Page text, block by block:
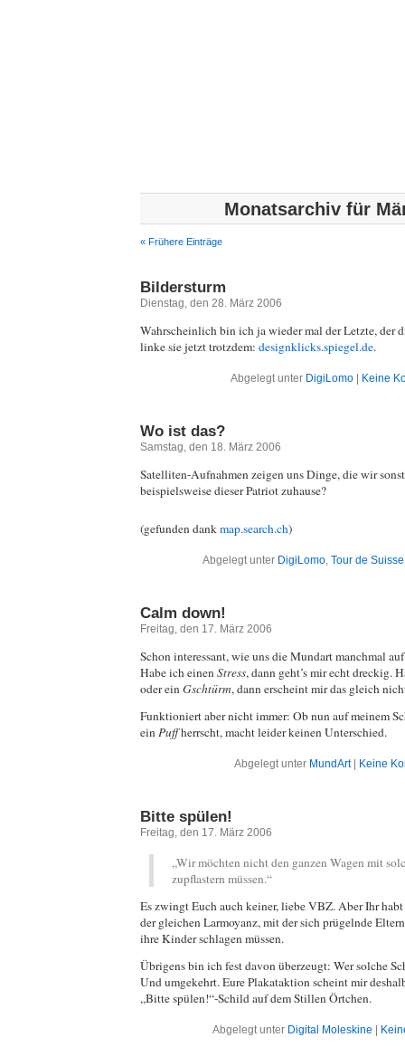
Monatsarchiv für
« Frühere Einträge
Bildersturm
Dienstag, den 28. März 2006
Wahrscheinlich bin ich ja wieder mal der Letzte, der
linke sie jetzt trotzdem: designklicks.spiegel.de.
Abgelegt unter DigiLomo Keine
Wo ist das?
Samstag, den 18. März 2006
Satelliten-Aufnahmen zeigen uns Dinge, die wir
beispielsweise dieser Patriot zuhause?
(gefunden dankmap.search.ch)
Abgelegt unter DigiLomo, Tour de Suisse
Calm down!
Freitag, den 17. März 2006
Schon interessant, wie uns die Mundart manchmal
Habe ich einenStress, dann geht’s mir echt dreckig.
oder einGschtürm, dann erscheint mir das gleich
Funktioniert aber nicht immer: Ob nun auf meinem
einPuffherrscht, macht leider keinen Unterschied.
Abgelegt unter MundArt| Keine
Bitte spülen!
Freitag, den 17. März 2006
„Wir möchten nicht den ganzen Wagen mit
zupflastern müssen.“
Es zwingt Euch auch keiner, liebe VBZ. Aber Ihr
der gleichen Larmoyanz, mit der sich prügelnde
ihre Kinder schlagen müssen.
Übrigens bin ich fest davon überzeugt: Wer solche
Und umgekehrt. Eure Plakataktion scheint mir
„Bitte spülen!“-Schild auf dem Stillen Örtchen.
Abgelegt unter Digital Moleskine